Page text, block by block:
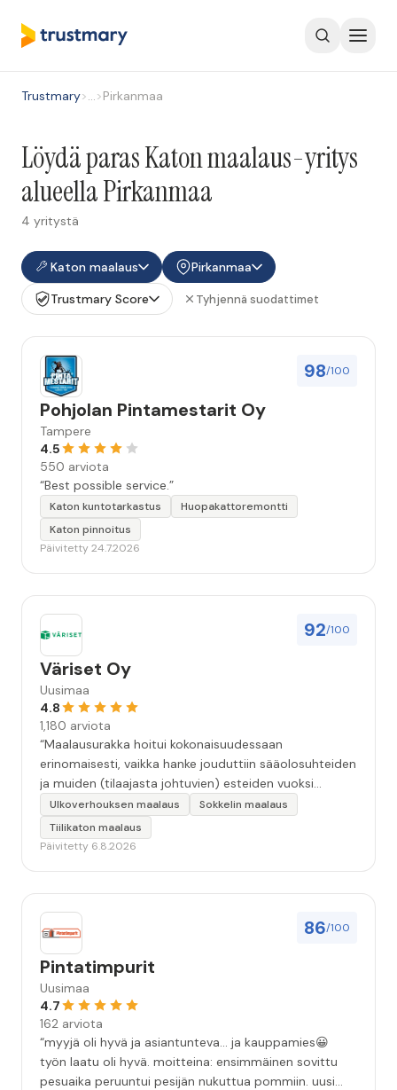
Trustmary>…>Pirkanmaa
Löydä paras Katon maalaus-yritys
alueella Pirkanmaa
4 yritystä
Katon maalaus
Pirkanmaa
Trustmary Score
Tyhjennä suodattimet
98/100
Pohjolan Pintamestarit Oy
Tampere
4.5
550 arviota
“Best possible service.”
Katon kuntotarkastus
Huopakattoremontti
Katon pinnoitus
Päivitetty 24.7.2026
92/100
Väriset Oy
Uusimaa
4.8
1,180 arviota
“Maalausurakka hoitui kokonaisuudessaan
erinomaisesti, vaikka hanke jouduttiin sääolosuhteiden
ja muiden (tilaajasta johtuvien) esteiden vuoksi
keskeyttämään n. 3 viikoksi. Maalaistulos on oikein
hyvä, yhteydenpito erinomaista, jälkityöt tehtiin
huolellisesti. Suosittelen. Erityiskiitos itse maalareille:
Ulkoverhouksen maalaus
Sokkelin maalaus
Tiilikaton maalaus
Päivitetty 6.8.2026
86/100
Pintatimpurit
Uusimaa
4.7
162 arviota
“myyjä oli hyvä ja asiantunteva... ja kauppamies😀
työn laatu oli hyvä. moitteina: ensimmäinen sovittu
pesuaika peruuntui pesijän nukuttua pommiin. uusi